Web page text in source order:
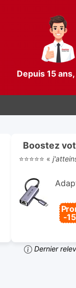
Depuis 15
Boostez
⭐⭐⭐⭐⭐ «
-
Dernier